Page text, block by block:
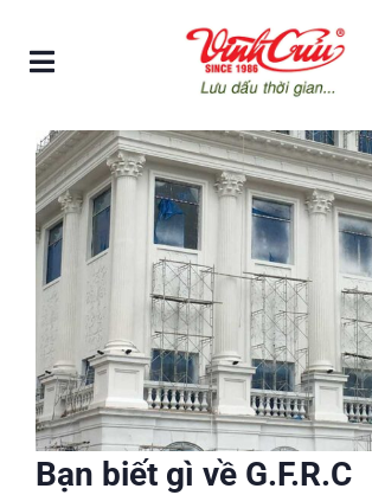
Bạn biết gì về G.F.R.C